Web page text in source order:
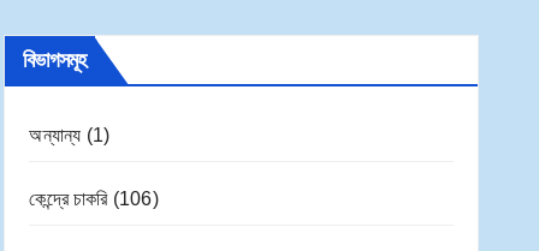
বিভাগসমূহ
অন্যান্য (1)
কেন্দ্রে চাকরি(106)